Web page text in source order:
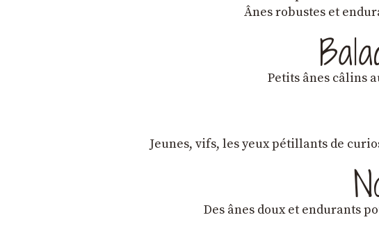
Ânes robustes et
Petits ânes câlins
Jeunes, vifs, les yeux pétillants de
Des ânes doux et endurants